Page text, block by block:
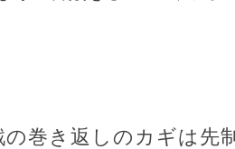
巻き返しのカギは先